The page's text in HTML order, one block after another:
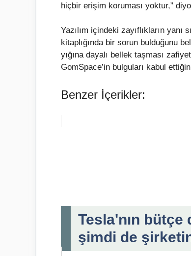
hiçbir erişim koruması yoktur,”
Yazılım içindeki zayıflıkların
kitaplığında bir sorun bulduğunu
yığına dayalı bellek taşması
GomSpace’in bulguları kabul
Benzer İçerikler:
Tesla'nın bütçe
şimdi de